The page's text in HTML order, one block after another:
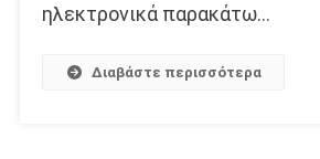
ηλεκτρονικά παρακάτω…
Διαβάστε περισσότερα